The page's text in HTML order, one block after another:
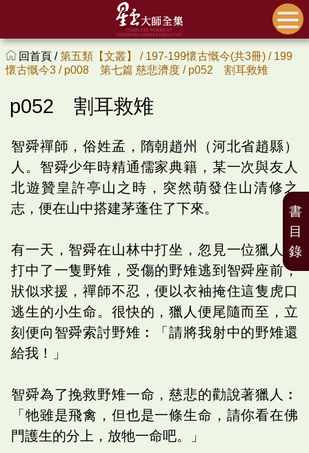
回首頁 /第五類【文叢】 / 197-199懷古慨今(共3冊) / 199
懷古慨今3 / p008 第七篇 慈悲濟度 / p052 割耳救雉
p052 割耳救雉
智舜禪師，俗姓孟，隋朝趙州（河北省趙縣）
人。智舜少年時精通儒家典籍，某一次與友人
北遊贊皇許亭山之時，突然萌發住山清修之
志，便在山中搭建茅蓬住了下來。
有一天，智舜在山林中打坐，忽見一位獵人，
打中了一隻野雉，受傷的野雉逃到智舜座前，
狀似求援，禪師不忍，便以衣袖掩住這隻虎口
逃生的小生命。很快的，獵人便尾隨而至，立
刻便向智舜索討野雉︰「請將我射中的野雉還
給我！」
智舜為了挽救野雉一命，慈悲的勸說著獵人︰
「牠雖是飛禽，但也是一條生命，請你看在佛
門護生的分上，放牠一命吧。」
書
目
錄